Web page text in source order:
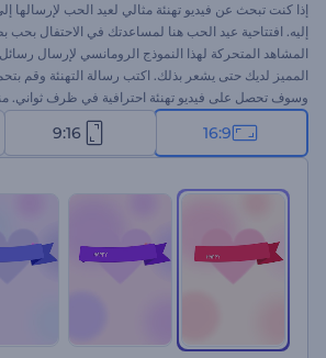
إذا كنت تبحث عن فيديو تهنئة مثالي لعيد الحب لإرسالها
إليه. افتتاحية عيد الحب هنا لمساعدتك في الاحتفال بحب
المشاهد المتحركة لهذا النموذج الرومانسي لإرسال
المميز لديك حتى يشعر بذلك. اكتب رسالة التهنئة وقم
وسوف تحصل على فيديو تهنئة احترافية في ظرف ثواني.
لاعترافات الحب وتهاني الفيديو وإعلانات عيد الحب
للعطلات وغيرها من المشروعات الإبداعية. جرب الآن!
16:9
9:16